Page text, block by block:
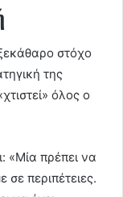
στόχο
της
όλος ο
«Μία πρέπει να
περιπέτειες.